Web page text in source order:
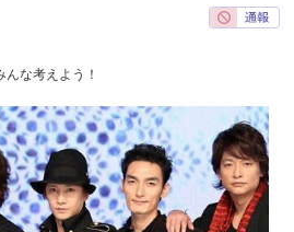
な考えよう！